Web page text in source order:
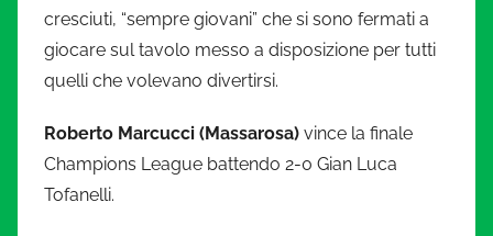
cresciuti, “sempre giovani” che si sono fermati a
giocare sul tavolo messo a disposizione per tutti
quelli che volevano divertirsi.
Roberto Marcucci (Massarosa) vince la finale
Champions League battendo 2-0 Gian Luca
Tofanelli.